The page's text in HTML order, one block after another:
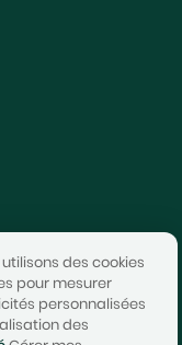
des cookies
pour mesurer
personnalisées
des